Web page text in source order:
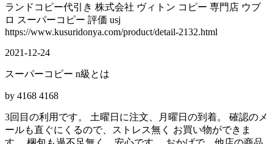
ランドコピー代引き 株式会社 ヴィトン コピー 専門店 ウブ
ロ スーパーコピー 評価 usj
https://www.kusuridonya.com/product/detail-2132.html
2021-12-24
スーパーコピー n級とは
by 4168 4168
3回目の利用です。 土曜日に注文、月曜日の到着。 確認のメ
ールも直ぐにくるので、ストレス無く お買い物ができま